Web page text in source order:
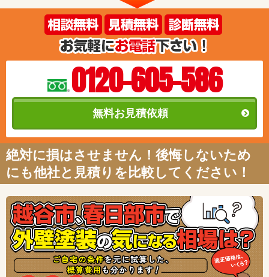
0120-605-586
無料お見積依頼
絶対に損はさせません！後悔しないため
にも他社と見積りを比較してください！